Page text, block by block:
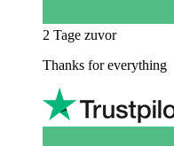
2 Tage zuvor
Thanks for everything